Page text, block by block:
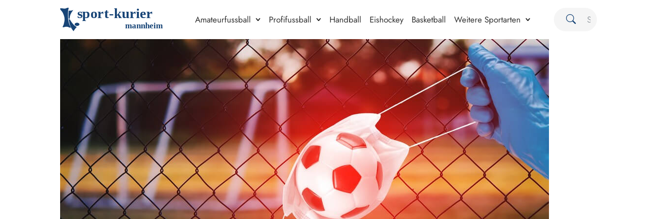
sport-kurier
mannheim
Amateurfussball Profifussball Handball Eishockey Basketball Weitere Sportarten